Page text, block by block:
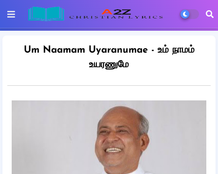
Um Naamam Uyaranumae - உம் நாமம்
உயரணுமே